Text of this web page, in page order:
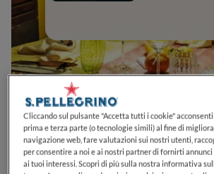
0 0 0 0
Cliccando sul pulsante "Accetta tutti i cookie"
prima e terza parte (o tecnologie simili) al fine di
navigazione web, fare valutazioni sui nostri utenti,
per consentire a noi e ai nostri partner di fornirti
ai tuoi interessi. Scopri di più sulla nostra informativa